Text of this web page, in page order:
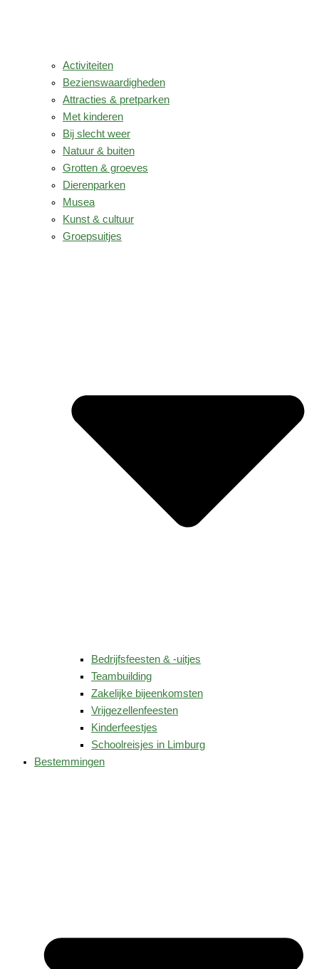
Activiteiten
Bezienswaardigheden
Attracties & pretparken
Met kinderen
Bij slecht weer
Natuur & buiten
Grotten & groeves
Dierenparken
Musea
Kunst & cultuur
Groepsuitjes
Bedrijfsfeesten & -uitjes
Teambuilding
Zakelijke bijeenkomsten
Vrijgezellenfeesten
Kinderfeestjes
Schoolreisjes in Limburg
Bestemmingen